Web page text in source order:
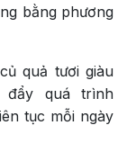
bằng phương
quả tươi giàu
đẩy quá trình
tục mỗi ngày